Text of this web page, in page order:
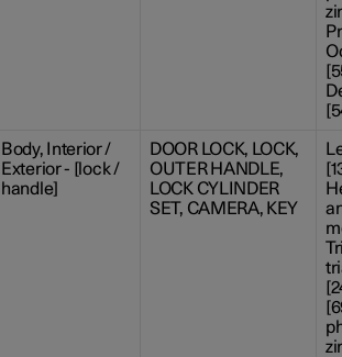
Body, Interior /
Exterior - [lock /
handle]
DOOR LOCK, LOCK,
OUTER HANDLE,
LOCK CYLINDER
SET, CAMERA, KEY